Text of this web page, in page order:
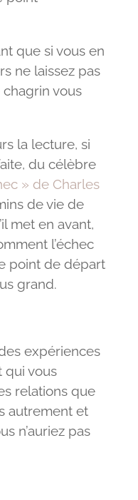
que si vous en
ne laissez pas
vous
la lecture, si
du célèbre
» de Charles
de vie de
met en avant,
l’échec
point de départ
grand.
expériences
qui vous
relations que
autrement et
n’auriez pas